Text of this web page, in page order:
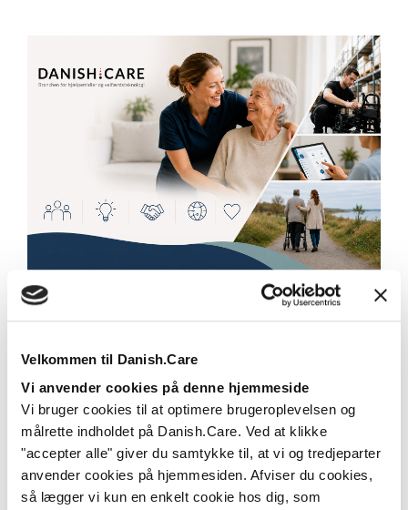
Velkommen til Danish.Care
Vi anvender cookies på denne hjemmeside
Vi bruger cookies til at optimere brugeroplevelsen og
målrette indholdet på Danish.Care. Ved at klikke
"accepter alle" giver du samtykke til, at vi og tredjeparter
anvender cookies på hjemmesiden. Afviser du cookies,
så lægger vi kun en enkelt cookie hos dig, som
Danish.Care – Sammen skaber vi
fremtidens sundheds- og
velfærdsløsninger
Danish.Care er brancheforeningen for
virksomheder inden for hjælpemidler, sundheds-
og...
Læs mere